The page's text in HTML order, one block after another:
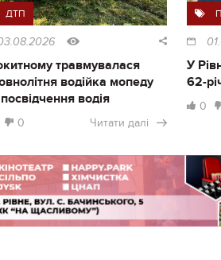
ДТП
травмувалася
водійка мопеду
водія
0 Читати далі
У
62-
0